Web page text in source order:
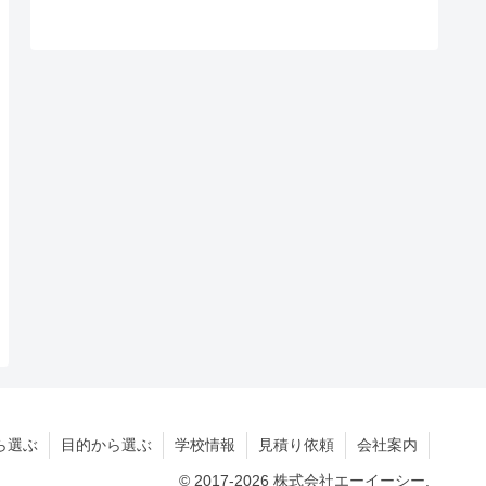
選ぶ 目的から選ぶ 学校情報 見積り依頼 会社案内
© 2017-2026 株式会社エーイーシー.